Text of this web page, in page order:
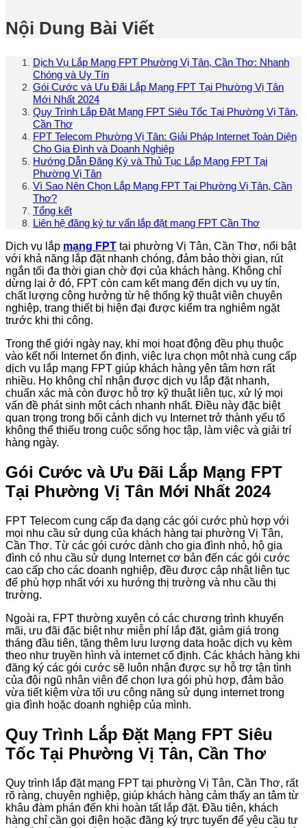
Nội Dung Bài Viết
Dịch Vụ Lắp Mạng FPT Phường Vị Tân, Cần Thơ: Nhanh
Chóng và Uy Tín
Gói Cước và Ưu Đãi Lắp Mạng FPT Tại Phường Vị Tân
Mới Nhất 2024
Quy Trình Lắp Đặt Mạng FPT Siêu Tốc Tại Phường Vị Tân,
Cần Thơ
FPT Telecom Phường Vị Tân: Giải Pháp Internet Toàn Diện
Cho Gia Đình và Doanh Nghiệp
Hướng Dẫn Đăng Ký và Thủ Tục Lắp Mạng FPT Tại
Phường Vị Tân
Vì Sao Nên Chọn Lắp Mạng FPT Tại Phường Vị Tân, Cần
Thơ?
Tổng kết
Liên hệ đăng ký tư vấn lắp đặt mạng FPT Cần Thơ
Dịch vụ lắp mạng FPT tại phường Vị Tân, Cần Thơ, nổi bật
với khả năng lắp đặt nhanh chóng, đảm bảo thời gian, rút
ngắn tối đa thời gian chờ đợi của khách hàng. Không chỉ
dừng lại ở đó, FPT còn cam kết mang đến dịch vụ uy tín,
chất lượng cộng hưởng từ hệ thống kỹ thuật viên chuyên
nghiệp, trang thiết bị hiện đại được kiểm tra nghiêm ngặt
trước khi thi công.
Trong thế giới ngày nay, khi mọi hoạt động đều phụ thuộc
vào kết nối Internet ổn định, việc lựa chọn một nhà cung cấp
dịch vụ lắp mạng FPT giúp khách hàng yên tâm hơn rất
nhiều. Họ không chỉ nhận được dịch vụ lắp đặt nhanh,
chuẩn xác mà còn được hỗ trợ kỹ thuật liên tục, xử lý mọi
vấn đề phát sinh một cách nhanh nhất. Điều này đặc biệt
quan trọng trong bối cảnh dịch vụ Internet trở thành yếu tố
không thể thiếu trong cuộc sống học tập, làm việc và giải trí
hàng ngày.
Gói Cước và Ưu Đãi Lắp Mạng FPT
Tại Phường Vị Tân Mới Nhất 2024
FPT Telecom cung cấp đa dạng các gói cước phù hợp với
mọi nhu cầu sử dụng của khách hàng tại phường Vị Tân,
Cần Thơ. Từ các gói cước dành cho gia đình nhỏ, hộ gia
đình có nhu cầu sử dụng Internet cơ bản đến các gói cước
cao cấp cho các doanh nghiệp, đều được cập nhật liên tục
để phù hợp nhất với xu hướng thị trường và nhu cầu thị
trường.
Ngoài ra, FPT thường xuyên có các chương trình khuyến
mãi, ưu đãi đặc biệt như miễn phí lắp đặt, giảm giá trong
tháng đầu tiên, tặng thêm lưu lượng data hoặc dịch vụ kèm
theo như truyền hình và internet cố định. Các khách hàng khi
đăng ký các gói cước sẽ luôn nhận được sự hỗ trợ tận tình
của đội ngũ nhân viên để chọn lựa gói phù hợp, đảm bảo
vừa tiết kiệm vừa tối ưu công năng sử dụng internet trong
gia đình hoặc doanh nghiệp của mình.
Quy Trình Lắp Đặt Mạng FPT Siêu
Tốc Tại Phường Vị Tân, Cần Thơ
Quy trình lắp đặt mạng FPT tại phường Vị Tân, Cần Thơ, rất
rõ ràng, chuyên nghiệp, giúp khách hàng cảm thấy an tâm từ
khâu đàm phán đến khi hoàn tất lắp đặt. Đầu tiên, khách
hàng chỉ cần gọi điện hoặc đăng ký trực tuyến để yêu cầu tư